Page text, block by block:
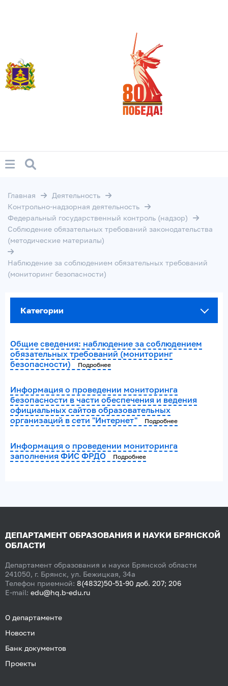
Главная
Деятельность
Контрольно-надзорная деятельность
Федеральный государственный контроль (надзор)
Соблюдение обязательных требований законодательства
(методические материалы)
Наблюдение за соблюдением обязательных требований
(мониторинг безопасности)
Категории
Общие сведения: наблюдение за соблюдением
обязательных требований (мониторинг
безопасности)
Подробнее
Информация о проведении мониторинга
безопасности в части обеспечения и ведения
официальных сайтов образовательных
организаций в сети "Интернет"
Подробнее
Информация о проведении мониторинга
заполнения ФИС ФРДО
Подробнее
ДЕПАРТАМЕНТ ОБРАЗОВАНИЯ И НАУКИ БРЯНСКОЙ
ОБЛАСТИ
Департамент образования и науки Брянской области
241050, г. Брянск, ул. Бежицкая, 34а
Телефон приемной: 8(4832)50-51-90 доб. 207; 206
E-mail: edu@hq.b-edu.ru
О департаменте
Новости
Банк документов
Проекты